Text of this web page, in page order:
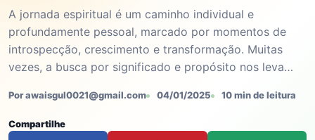
A jornada espiritual é um caminho individual e
profundamente pessoal, marcado por momentos de
introspecção, crescimento e transformação. Muitas
vezes, a busca por significado e propósito nos leva…
Por awaisgul0021@gmail.com 04/01/2025 10 min de leitura
Compartilhe